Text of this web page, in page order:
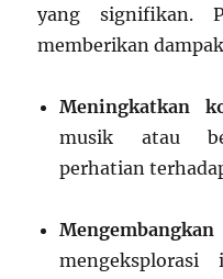
yang signifikan.
memberikan
Meningkatkan
musik atau
perhatian